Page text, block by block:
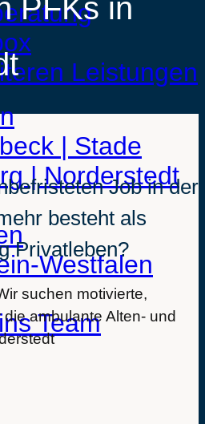
Leistungen
| Stade
| Norderstedt
Westfalen
Team
PFKs in
Job in der
besteht als
Privatleben?
suchen motivierte,
ambulante Alten- und